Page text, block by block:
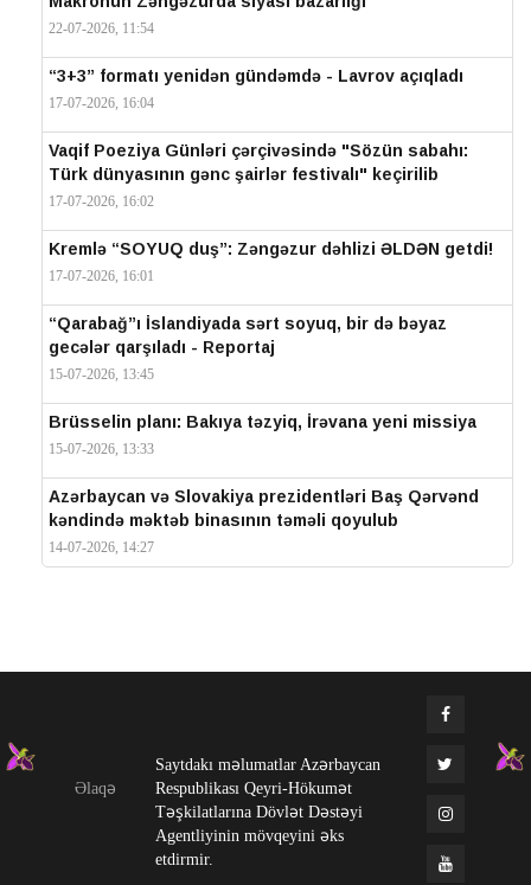
22-07-2026, 11:54
“3+3” formatı yenidən gündəmdə - Lavrov açıqladı
17-07-2026, 16:04
Vaqif Poeziya Günləri çərçivəsində "Sözün sabahı:
Türk dünyasının gənc şairlər festivalı" keçirilib
17-07-2026, 16:02
Kremlə “SOYUQ duş”: Zəngəzur dəhlizi ƏLDƏN getdi!
17-07-2026, 16:01
“Qarabağ”ı İslandiyada sərt soyuq, bir də bəyaz
gecələr qarşıladı - Reportaj
15-07-2026, 13:45
Brüsselin planı: Bakıya təzyiq, İrəvana yeni missiya
15-07-2026, 13:33
Azərbaycan və Slovakiya prezidentləri Baş Qərvənd
kəndində məktəb binasının təməli qoyulub
14-07-2026, 14:27
Prezidentlər Şuşada mətbuata bəyanatlarla çıxış
Elməddin Behbud: “IV Şuşa Qlobal Media Forumu
beynəlxalq media əməkdaşlığının nüfuzlu
platformasına çevrilib”
Əlaqə
Saytdakı məlumatlar Azərbaycan
Respublikası Qeyri-Hökumət
Təşkilatlarına Dövlət Dəstəyi
Agentliyinin mövqeyini əks
etdirmir.